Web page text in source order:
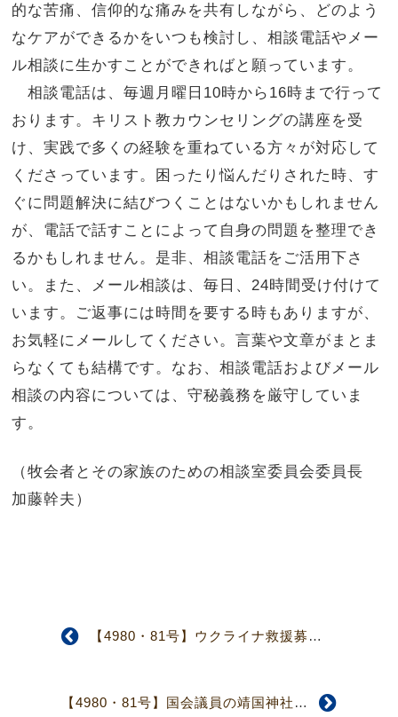
的な苦痛、信仰的な痛みを共有しながら、どのよう
なケアができるかをいつも検討し、相談電話やメー
ル相談に生かすことができればと願っています。
相談電話は、毎週月曜日10時から16時まで行って
おります。キリスト教カウンセリングの講座を受
け、実践で多くの経験を重ねている方々が対応して
くださっています。困ったり悩んだりされた時、す
ぐに問題解決に結びつくことはないかもしれません
が、電話で話すことによって自身の問題を整理でき
るかもしれません。是非、相談電話をご活用下さ
い。また、メール相談は、毎日、24時間受け付けて
います。ご返事には時間を要する時もありますが、
お気軽にメールしてください。言葉や文章がまとま
らなくても結構です。なお、相談電話およびメール
相談の内容については、守秘義務を厳守していま
す。
（牧会者とその家族のための相談室委員会委員長
加藤幹夫）
【4980・81号】ウクライナ救援募金・期間延長、並びに献金報告（5面）
【4980・81号】国会議員の靖国神社参拝に憂慮する声明（5面）